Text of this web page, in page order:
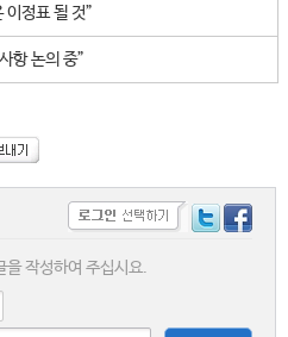
이정표 될 것”
항 논의 중”
을 작성하여 주십시요.